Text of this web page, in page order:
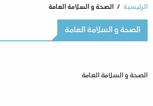
الرئيسية الصحة و السلامة العامة
الصحة و السلامة العامة
الصحة و السلامة العامة